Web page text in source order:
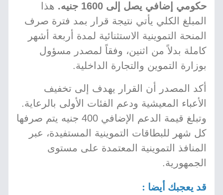
حكومي إضافي يصل إلى 1600 جنيه.
هذا
المبلغ الكلي يأتي نتيجة قرار بمد فترة صرف
المنحة التموينية الاستثنائية لمدة أربعة أشهر
كاملة بدلاً من اثنين، وفقاً لمصدر مسؤول
بوزارة التموين والتجارة الداخلية.
أكد المصدر أن القرار يهدف إلى تخفيف
الأعباء المعيشية ودعم الفئات الأولى بالرعاية.
وتبلغ قيمة الدعم الإضافي 400 جنيه يتم صرفها
كل شهر للبطاقات التموينية المستفيدة، عبر
المنافذ التموينية المعتمدة على مستوى
الجمهورية.
قد يعجبك أيضا :